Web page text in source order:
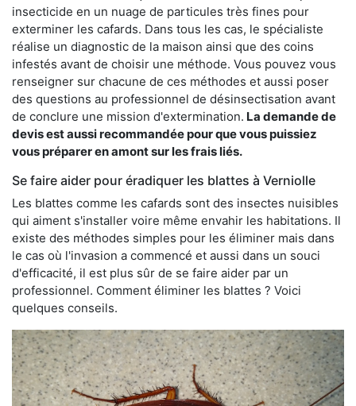
insecticide en un nuage de particules très fines pour
exterminer les cafards. Dans tous les cas, le spécialiste
réalise un diagnostic de la maison ainsi que des coins
infestés avant de choisir une méthode. Vous pouvez vous
renseigner sur chacune de ces méthodes et aussi poser
des questions au professionnel de désinsectisation avant
de conclure une mission d'extermination. La demande de
devis est aussi recommandée pour que vous puissiez
vous préparer en amont sur les frais liés.
Se faire aider pour éradiquer les blattes à Verniolle
Les blattes comme les cafards sont des insectes nuisibles
qui aiment s'installer voire même envahir les habitations. Il
existe des méthodes simples pour les éliminer mais dans
le cas où l'invasion a commencé et aussi dans un souci
d'efficacité, il est plus sûr de se faire aider par un
professionnel. Comment éliminer les blattes ? Voici
quelques conseils.